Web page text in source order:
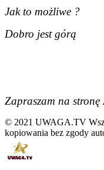
Jak to możliwe ?
Dobro jest górą
Zapraszam na stronę
© 2021 UWAGA.TV
kopiowania bez zgody